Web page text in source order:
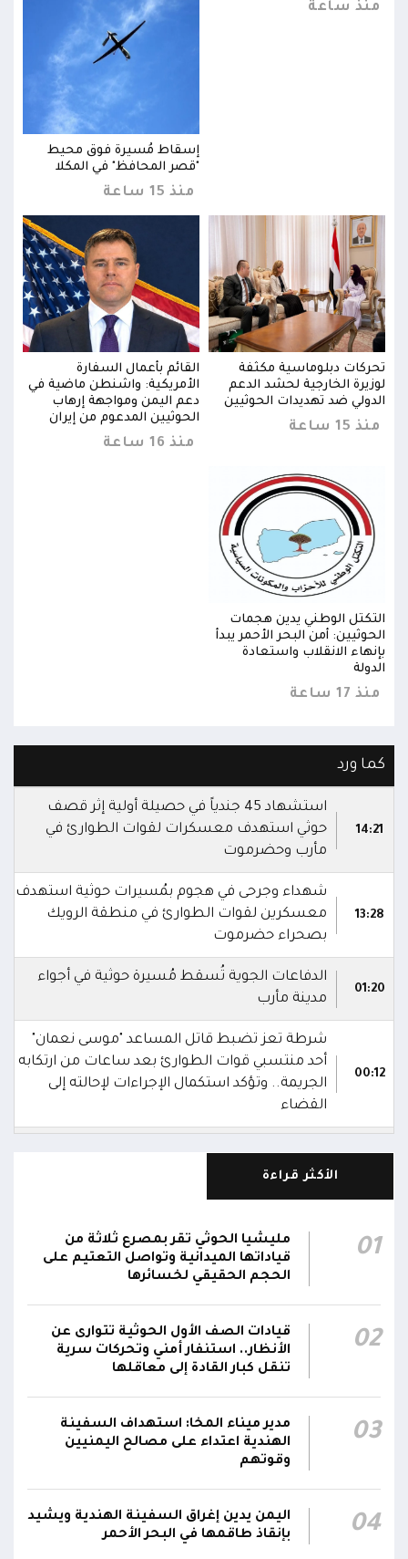
منذ ساعة
إسقاط مُسيرة فوق محيط
"قصر المحافظ" في المكلا
منذ 15 ساعة
تحركات دبلوماسية مكثفة
لوزيرة الخارجية لحشد الدعم
الدولي ضد تهديدات الحوثيين
منذ 15 ساعة
القائم بأعمال السفارة
الأمريكية: واشنطن ماضية في
دعم اليمن ومواجهة إرهاب
الحوثيين المدعوم من إيران
منذ 16 ساعة
التكتل الوطني يدين هجمات
الحوثيين: أمن البحر الأحمر يبدأ
بإنهاء الانقلاب واستعادة
الدولة
منذ 17 ساعة
كما ورد
14:21
استشهاد 45 جندياً في حصيلة أولية إثر قصف
حوثي استهدف معسكرات لقوات الطوارئ في
مأرب وحضرموت
13:28
شهداء وجرحى في هجوم بمُسيرات حوثية استهدف
معسكرين لقوات الطوارئ في منطقة الرويك
بصحراء حضرموت
01:20
الدفاعات الجوية تُسقط مُسيرة حوثية في أجواء
مدينة مأرب
00:12
شرطة تعز تضبط قاتل المساعد "موسى نعمان"
أحد منتسبي قوات الطوارئ بعد ساعات من ارتكابه
الجريمة.. وتؤكد استكمال الإجراءات لإحالته إلى
القضاء
وتجهيز 11 منشأة صحية في لحج والضالع
22:01
الحوثيون يزعمون استهداف ثاني ناقلة نفط
سعودية خلال 24 ساعة بصاروخ باليستي في خليج
21:45
الانتهاء وإمدادات الغاز ستعود تدريجياً لتغطية
احتياجات كافة المحافظات
21:18
رئيس مجلس القيادة يُصدر قراراً بتعيين يحيى
محمد كزمان وكيلاً لقطاع الأمن الداخلي، وأحمد
سعد السقطري وكيلاً لقطاع الأمن الخارجي؛ في
الجهاز المركزي لأمن الدولة
الأكثر قراءة
01
مليشيا الحوثي تقر بمصرع ثلاثة من
قياداتها الميدانية وتواصل التعتيم على
الحجم الحقيقي لخسائرها
02
قيادات الصف الأول الحوثية تتوارى عن
الأنظار.. استنفار أمني وتحركات سرية
تنقل كبار القادة إلى معاقلها
03
مدير ميناء المخا: استهداف السفينة
الهندية اعتداء على مصالح اليمنيين
وقوتهم
04
اليمن يدين إغراق السفينة الهندية ويشيد
بإنقاذ طاقمها في البحر الأحمر